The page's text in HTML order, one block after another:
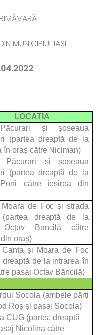
MUNICIPIUL IAȘI
LOCATIA
și șoseaua
(partea dreaptă de la
în oraș către Niciman)
Păcurari și șoseaua
(partea dreaptă de la
către ieșirea din
Moara de Foc și strada
(partea dreaptă de la
Octav Bancilă către
oraș)
Canta și Moara de Foc
dreaptă de la intrarea în
pasaj Octav Băncilă)
Socola (ambele părți
Roș și pasaj Socola)
CUG (partea dreaptă
Nicolina către